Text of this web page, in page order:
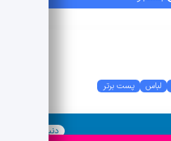
لباس پست برتر
دنبال کنید